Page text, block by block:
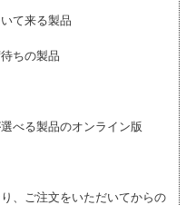
て来る製品
ちの製品
べる製品のオンライン版
、ご注文をいただいてからの